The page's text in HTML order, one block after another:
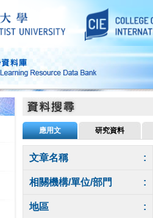
應用文 研究資料
文章名稱 :
相關機構/單位/部門 :
地區 :